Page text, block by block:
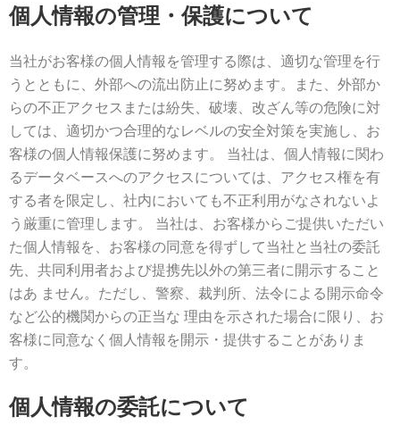
個人情報の管理・保護について
当社がお客様の個人情報を管理する際は、適切な管理を行
うとともに、外部への流出防止に努めます。また、外部か
らの不正アクセスまたは紛失、破壊、改ざん等の危険に対
しては、適切かつ合理的なレベルの安全対策を実施し、お
客様の個人情報保護に努めます。 当社は、個人情報に関わ
るデータベースへのアクセスについては、アクセス権を有
する者を限定し、社内においても不正利用がなされないよ
う厳重に管理します。 当社は、お客様からご提供いただい
た個人情報を、お客様の同意を得ずして当社と当社の委託
先、共同利用者および提携先以外の第三者に開示すること
はあ ません。ただし、警察、裁判所、法令による開示命令
など公的機関からの正当な 理由を示された場合に限り、お
客様に同意なく個人情報を開示・提供することがありま
す。
個人情報の委託について